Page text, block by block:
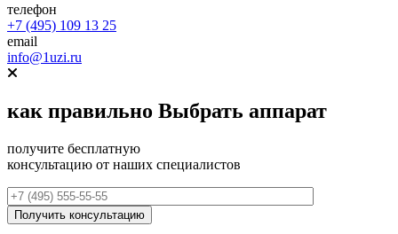
телефон
+7 (495) 109 13 25
email
info@1uzi.ru
как правильно Выбрать аппарат
получите бесплатную
консультацию от наших специалистов